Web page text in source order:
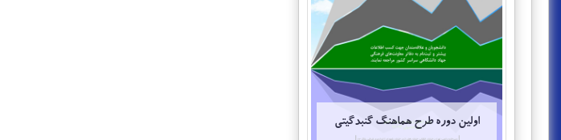
اولین دوره طرح هماهنگ گنبدگیتی